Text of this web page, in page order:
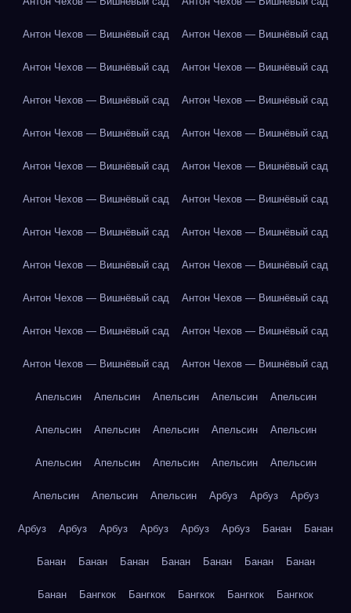
Антон Чехов — Вишнёвый сад Антон Чехов — Вишнёвый сад
Антон Чехов — Вишнёвый сад Антон Чехов — Вишнёвый сад
Антон Чехов — Вишнёвый сад Антон Чехов — Вишнёвый сад
Антон Чехов — Вишнёвый сад Антон Чехов — Вишнёвый сад
Антон Чехов — Вишнёвый сад Антон Чехов — Вишнёвый сад
Антон Чехов — Вишнёвый сад Антон Чехов — Вишнёвый сад
Антон Чехов — Вишнёвый сад Антон Чехов — Вишнёвый сад
Антон Чехов — Вишнёвый сад Антон Чехов — Вишнёвый сад
Антон Чехов — Вишнёвый сад Антон Чехов — Вишнёвый сад
Антон Чехов — Вишнёвый сад Антон Чехов — Вишнёвый сад
Антон Чехов — Вишнёвый сад Антон Чехов — Вишнёвый сад
Апельсин Апельсин Апельсин Апельсин Апельсин
Апельсин Апельсин Апельсин Апельсин Апельсин
Апельсин Апельсин Апельсин Апельсин Апельсин
Апельсин Апельсин Апельсин Арбуз Арбуз Арбуз
Арбуз Арбуз Арбуз Арбуз Арбуз Арбуз Банан Банан
Банан Банан Банан Банан Банан Банан Банан
Банан Бангкок Бангкок Бангкок Бангкок Бангкок